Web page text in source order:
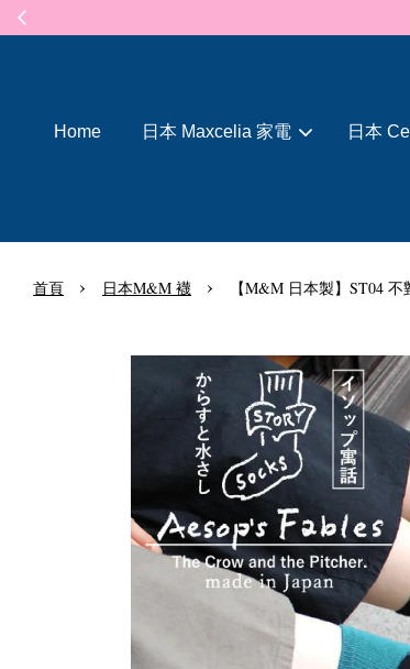
Home 日本 Maxcelia 家電 日本
首頁 › 日本M&M 襪 › 【M&M 日本製】ST04